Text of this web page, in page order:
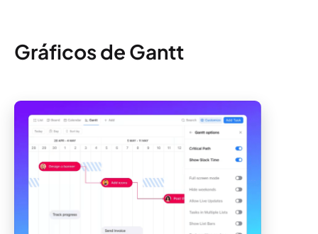
Gráficos de Gantt